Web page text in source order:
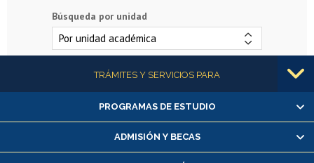
Búsqueda por unidad
Más informaciónTRÁMITES Y SERVICIOS PARA
Alumnas/os y exalumnas/os
Matrícula en línea
Inscripción y cambio de asignaturas
PROGRAMAS DE ESTUDIO
ADMISIÓN Y BECAS